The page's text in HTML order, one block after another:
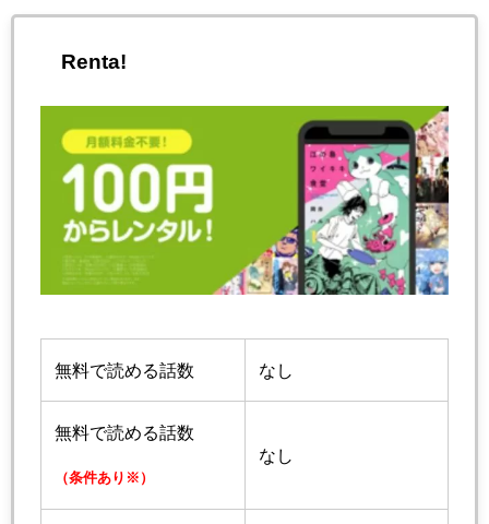
Renta!
無料で読める話数 なし
無料で読める話数
（条件あり※）
なし